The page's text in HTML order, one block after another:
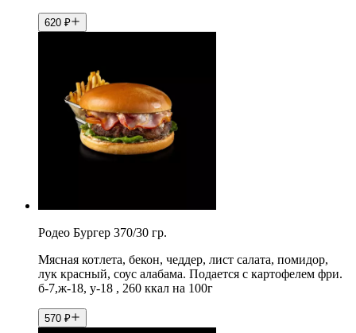
620 ₽
Родео Бургер 370/30 гр.
Мясная котлета, бекон, чеддер, лист салата, помидор,
лук красный, соус алабама. Подается с картофелем фри.
б-7,ж-18, у-18 , 260 ккал на 100г
570 ₽